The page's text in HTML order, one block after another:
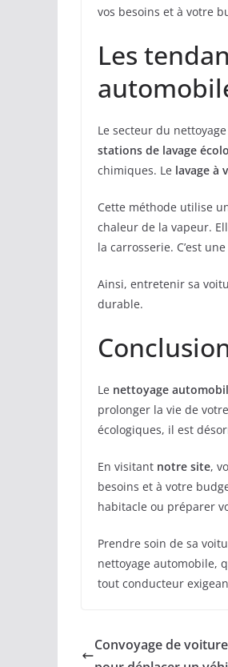
vos besoins et à votre
Les
Le secteur du
stations de lavage
chimiques. Le lavage à
Cette méthode utilise
chaleur de la vapeur.
la carrosserie. C’est
Ainsi, entretenir sa
durable.
Le nettoyage
prolonger la vie de
écologiques, il est
En visitant notre site,
besoins et à votre
habitacle ou préparer
Prendre soin de sa
nettoyage automobile,
tout conducteur
Convoyage de